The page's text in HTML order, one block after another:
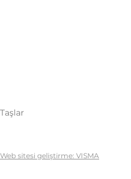
Taşlar
Web sitesi geliştirme: VISMA